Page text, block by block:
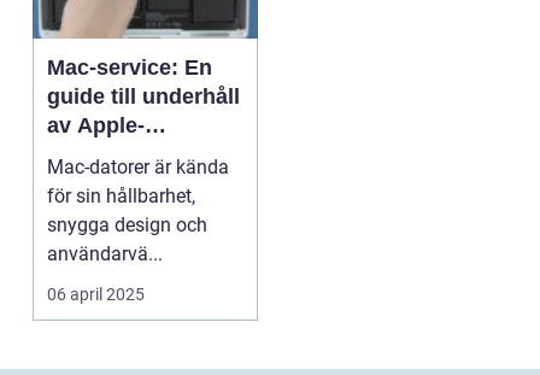
Mac-service: En
guide till underhåll
av Apple-
produkter
Mac-datorer är kända
för sin hållbarhet,
snygga design och
användarvä...
06 april 2025